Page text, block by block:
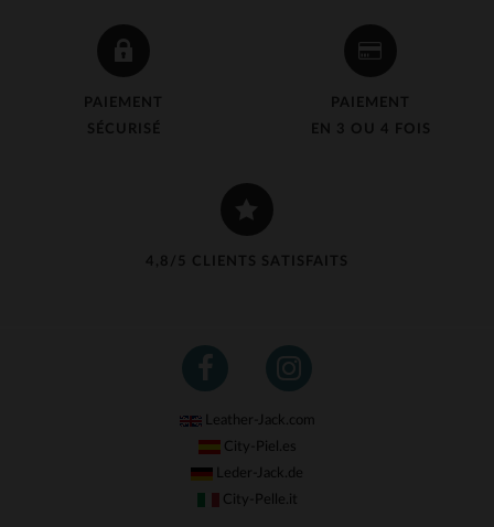
PAIEMENT
SÉCURISÉ
PAIEMENT
EN 3 OU 4 FOIS
4,8/5 CLIENTS SATISFAITS
Leather-Jack.com
City-Piel.es
Leder-Jack.de
City-Pelle.it